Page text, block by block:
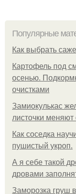
Популярные
Как выбрать
Картофель под
осенью.
очистками
Замиокулькас
листочки меняют
Как соседка
пушистый укроп.
А я себе такой
дровами
Заморозка груш